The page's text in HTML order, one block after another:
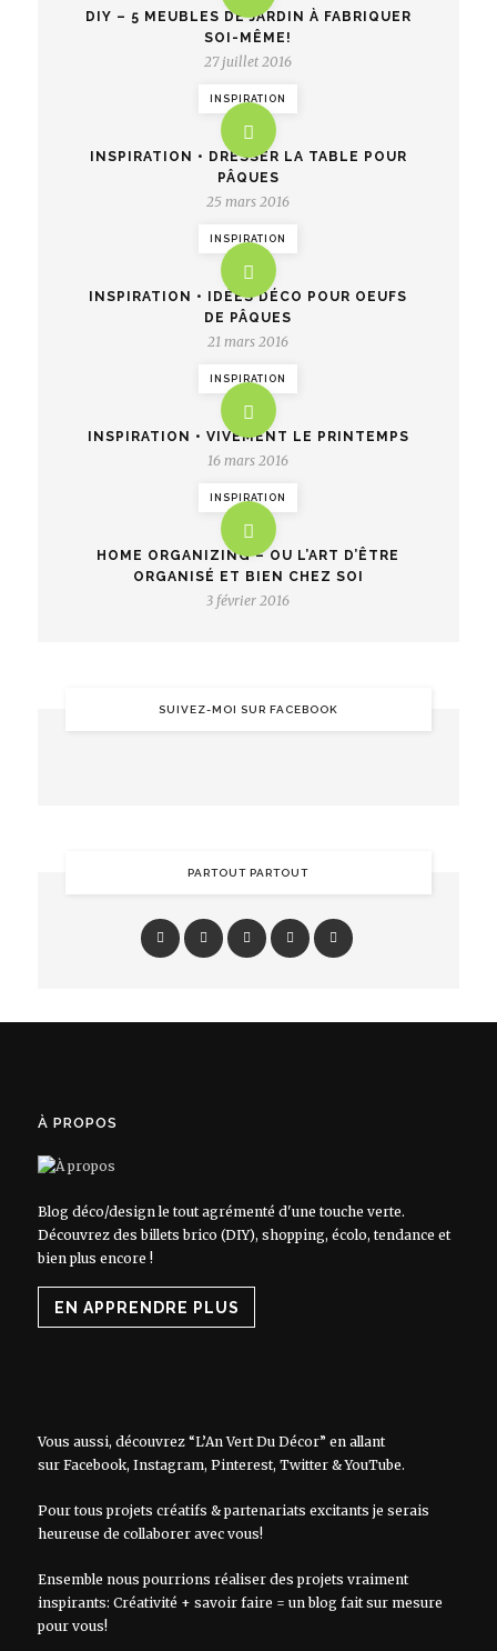
DIY – 5 MEUBLES DE JARDIN À FABRIQUER
SOI-MÊME!
27 juillet 2016
INSPIRATION
INSPIRATION • DRESSER LA TABLE POUR
PÂQUES
25 mars 2016
INSPIRATION
INSPIRATION • IDÉES DÉCO POUR OEUFS
DE PÂQUES
21 mars 2016
INSPIRATION
INSPIRATION • VIVEMENT LE PRINTEMPS
16 mars 2016
INSPIRATION
HOME ORGANIZING – OU L’ART D’ÊTRE
ORGANISÉ ET BIEN CHEZ SOI
3 février 2016
SUIVEZ-MOI SUR FACEBOOK
PARTOUT PARTOUT
À PROPOS
Blog déco/design le tout agrémenté d'une touche verte.
Découvrez des billets brico (DIY), shopping, écolo, tendance et
bien plus encore !
EN APPRENDRE PLUS
Vous aussi, découvrez “L’An Vert Du Décor” en allant
sur Facebook, Instagram, Pinterest, Twitter&YouTube.
Pour tous projets créatifs & partenariats excitants je serais
heureuse de collaborer avec vous!
Ensemble nous pourrions réaliser des projets vraiment
inspirants: Créativité + savoir faire = un blog fait sur mesure
pour vous!